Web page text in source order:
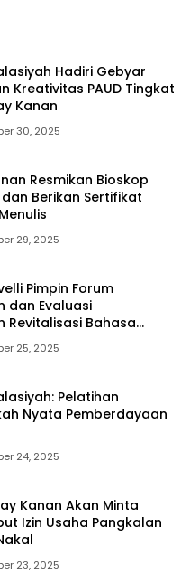
Hadiri Gebyar
Kreativitas PAUD Tingkat
Kanan
30, 2025
Resmikan Bioskop
Berikan Sertifikat
29, 2025
Pimpin Forum
dan Evaluasi
Revitalisasi Bahasa
25, 2025
Pelatihan
Nyata Pemberdayaan
24, 2025
Kanan Akan Minta
Izin Usaha Pangkalan
23, 2025